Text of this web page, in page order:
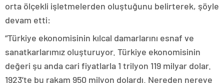
orta ölçekli işletmelerden oluştuğunu belirterek, şöyle
devam etti:
“Türkiye ekonomisinin kılcal damarlarını esnaf ve
sanatkarlarımız oluşturuyor. Türkiye ekonomisinin
değeri şu anda cari fiyatlarla 1 trilyon 119 milyar dolar.
1923’te bu rakam 950 milyon dolardı. Nereden nereye